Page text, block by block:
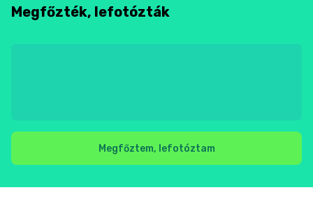
Megfőzték, lefotózták
Megfőztem, lefotóztam